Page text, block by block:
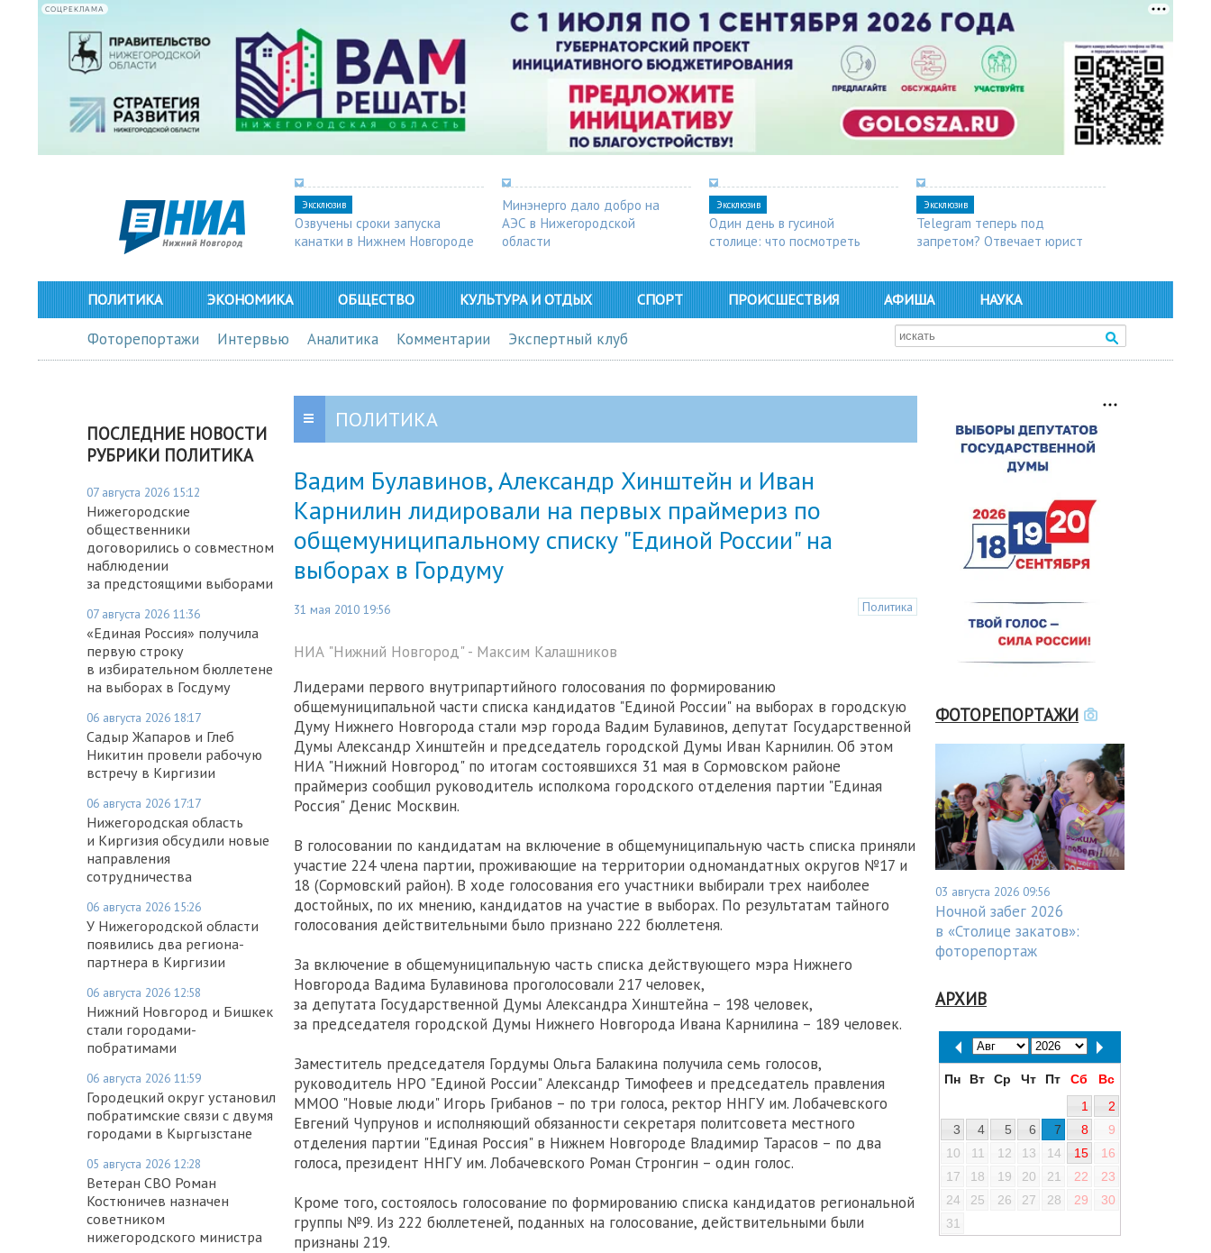
СОЦРЕКЛАМА
Эксклюзив
Озвучены сроки запуска
канатки в Нижнем Новгороде
Минэнерго дало добро на
АЭС в Нижегородской
области
Эксклюзив
Один день в гусиной
столице: что посмотреть
Эксклюзив
Telegram теперь под
запретом? Отвечает юрист
ПОЛИТИКА ЭКОНОМИКА ОБЩЕСТВО КУЛЬТУРА И ОТДЫХ СПОРТ ПРОИСШЕСТВИЯ АФИША НАУКА
Фоторепортажи Интервью Аналитика Комментарии Экспертный клуб
ПОСЛЕДНИЕ НОВОСТИ
РУБРИКИ ПОЛИТИКА
07 августа 2026 15:12
Нижегородские
общественники
договорились о совместном
наблюдении
за предстоящими выборами
07 августа 2026 11:36
«Единая Россия» получила
первую строку
в избирательном бюллетене
на выборах в Госдуму
06 августа 2026 18:17
Садыр Жапаров и Глеб
Никитин провели рабочую
встречу в Киргизии
06 августа 2026 17:17
Нижегородская область
и Киргизия обсудили новые
направления
сотрудничества
06 августа 2026 15:26
У Нижегородской области
появились два региона-
партнера в Киргизии
06 августа 2026 12:58
Нижний Новгород и Бишкек
стали городами-
побратимами
06 августа 2026 11:59
Городецкий округ установил
побратимские связи с двумя
городами в Кыргызстане
05 августа 2026 12:28
Ветеран СВО Роман
Костюничев назначен
советником
нижегородского министра
ПОЛИТИКА
Вадим Булавинов, Александр Хинштейн и Иван
Карнилин лидировали на первых праймериз по
общемуниципальному списку "Единой России" на
выборах в Гордуму
31 мая 2010 19:56 Политика
НИА "Нижний Новгород" - Максим Калашников
Лидерами первого внутрипартийного голосования по формированию
общемуниципальной части списка кандидатов "Единой России" на выборах в городскую
Думу Нижнего Новгорода стали мэр города Вадим Булавинов, депутат Государственной
Думы Александр Хинштейн и председатель городской Думы Иван Карнилин. Об этом
НИА "Нижний Новгород" по итогам состоявшихся 31 мая в Сормовском районе
праймериз сообщил руководитель исполкома городского отделения партии "Единая
Россия" Денис Москвин.
В голосовании по кандидатам на включение в общемуниципальную часть списка приняли
участие 224 члена партии, проживающие на территории одномандатных округов №17 и
18 (Сормовский район). В ходе голосования его участники выбирали трех наиболее
достойных, по их мнению, кандидатов на участие в выборах. По результатам тайного
голосования действительными было признано 222 бюллетеня.
За включение в общемуниципальную часть списка действующего мэра Нижнего
Новгорода Вадима Булавинова проголосовали 217 человек,
за депутата Государственной Думы Александра Хинштейна – 198 человек,
за председателя городской Думы Нижнего Новгорода Ивана Карнилина – 189 человек.
Заместитель председателя Гордумы Ольга Балакина получила семь голосов,
руководитель НРО "Единой России" Александр Тимофеев и председатель правления
ММОО "Новые люди" Игорь Грибанов – по три голоса, ректор ННГУ им. Лобачевского
Евгений Чупрунов и исполняющий обязанности секретаря политсовета местного
отделения партии "Единая Россия" в Нижнем Новгороде Владимир Тарасов – по два
голоса, президент ННГУ им. Лобачевского Роман Стронгин – один голос.
Кроме того, состоялось голосование по формированию списка кандидатов региональной
группы №9. Из 222 бюллетеней, поданных на голосование, действительными были
признаны 219.
ФОТОРЕПОРТАЖИ
03 августа 2026 09:56
Ночной забег 2026
в «Столице закатов»:
фоторепортаж
АРХИВ
Пн Вт Ср Чт Пт Сб
Вс
1
2
3
4 5 6 7 8
9
10
11 12 13 14 15
16
17
18 19 20 21 22
23
24
25 26 27 28 29
30
31